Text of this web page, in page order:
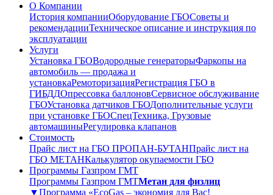
О Компании
История компанииОборудование ГБОСоветы и
рекомендацииТехническое описание и инструкция по
эксплуатации
Услуги
Установка ГБОВодородные генераторыФаркопы на
автомобиль — продажа и
установкаРемоторизацияРегистрация ГБО в
ГИБДДОпрессовка баллоновСервисное обслуживание
ГБОУстановка датчиков ГБОДополнительные услуги
при установке ГБОСпецТехника, Грузовые
автомашиныРегулировка клапанов
Стоимость
Прайс лист на ГБО ПРОПАН-БУТАНПрайс лист на
ГБО МЕТАНКалькулятор окупаемости ГБО
Программы Газпром ГМТ
Программы Газпром ГМТМетан для физлиц
▼Программа «EcoGas – экономия для Вас!